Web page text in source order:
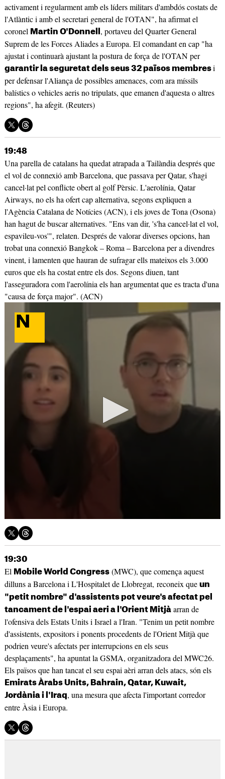
activament i regularment amb els líders militars d'ambdós costats de
l'Atlàntic i amb el secretari general de l'OTAN", ha afirmat el
coronel Martin O'Donnell , portaveu del Quarter General
Suprem de les Forces Aliades a Europa. El comandant en cap "ha
ajustat i continuarà ajustant la postura de força de l'OTAN per
garantir la seguretat dels seus 32 països membresi
per defensar l'Aliança de possibles amenaces, com ara míssils
balístics o vehicles aeris no tripulats, que emanen d'aquesta o altres
regions", ha afegit. (Reuters)
19:48
Una parella de catalans ha quedat atrapada a Tailàndia després que
el vol de connexió amb Barcelona, que passava per Qatar, s'hagi
cancel·lat pel conflicte obert al golf Pèrsic. L'aerolínia, Qatar
Airways, no els ha ofert cap alternativa, segons expliquen a
l'Agència Catalana de Notícies (ACN), i els joves de Tona (Osona)
han hagut de buscar alternatives. "Ens van dir, 's'ha cancel·lat el vol,
espavileu-vos'", relaten. Després de valorar diverses opcions, han
trobat una connexió Bangkok – Roma – Barcelona per a divendres
vinent, i lamenten que hauran de sufragar ells mateixos els 3.000
euros que els ha costat entre els dos. Segons diuen, tant
l'asseguradora com l'aerolínia els han argumentat que es tracta d'una
"causa de força major". (ACN)
19:30
El Mobile World Congress(MWC), que comença aquest
dilluns a Barcelona i L'Hospitalet de Llobregat, reconeix que un
"petit nombre" d'assistents pot veure's afectat pel
tancament de l'espai aeri a l'Orient Mitjàarran de
l'ofensiva dels Estats Units i Israel a l'Iran. "Tenim un petit nombre
d'assistents, expositors i ponents procedents de l'Orient Mitjà que
podrien veure's afectats per interrupcions en els seus
desplaçaments", ha apuntat la GSMA, organitzadora del MWC26.
Els països que han tancat el seu espai aèri arran dels atacs, són els
Emirats Àrabs Units, Bahrain, Qatar, Kuwait,
Jordània i l'Iraq, una mesura que afecta l'important corredor
entre Àsia i Europa.